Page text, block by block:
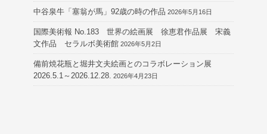
中谷泉牛「塞翁が馬」92歳の時の作品 2026年5月16日
国際美術報 No.183 世界の絵画展 徐恵君作品展 宋義
文作品 セラルボ美術館 2026年5月2日
備前焼花瓶と堀井文夫絵画とのコラボレーション展
2026.5.1～2026.12.28. 2026年4月23日